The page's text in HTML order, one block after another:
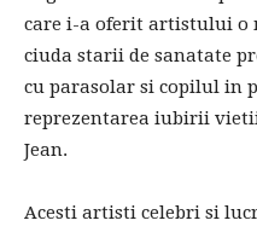
care i-a oferit artistului o
ciuda starii de sanatate
cu parasolar si copilul in
reprezentarea iubirii
Jean.
Acesti artisti celebri si